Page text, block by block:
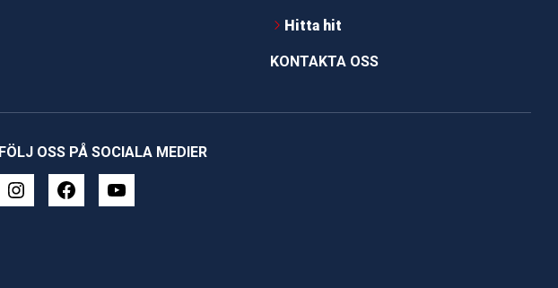
Hitta hit
KONTAKTA OSS
FÖLJ OSS PÅ SOCIALA MEDIER